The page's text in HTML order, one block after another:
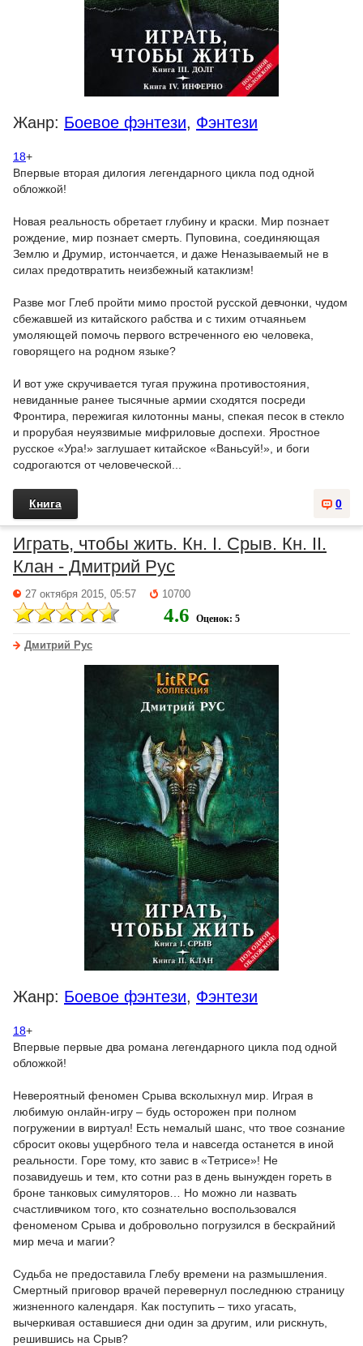
Жанр: Боевое фэнтези, Фэнтези
18+
Впервые вторая дилогия легендарного цикла под одной
обложкой!
Новая реальность обретает глубину и краски. Мир познает
рождение, мир познает смерть. Пуповина, соединяющая
Землю и Друмир, истончается, и даже Неназываемый не в
силах предотвратить неизбежный катаклизм!
Разве мог Глеб пройти мимо простой русской девчонки, чудом
сбежавшей из китайского рабства и с тихим отчаяньем
умоляющей помочь первого встреченного ею человека,
говорящего на родном языке?
И вот уже скручивается тугая пружина противостояния,
невиданные ранее тысячные армии сходятся посреди
Фронтира, пережигая килотонны маны, спекая песок в стекло
и прорубая неуязвимые мифриловые доспехи. Яростное
русское «Ура!» заглушает китайское «Ваньсуй!», и боги
содрогаются от человеческой...
0
Книга
Играть, чтобы жить. Кн. I. Срыв. Кн. II.
Клан - Дмитрий Рус
27 октября 2015, 05:57 10700
4.6 Оценок: 5
Дмитрий Рус
Жанр: Боевое фэнтези, Фэнтези
18+
Впервые первые два романа легендарного цикла под одной
обложкой!
Невероятный феномен Срыва всколыхнул мир. Играя в
любимую онлайн-игру – будь осторожен при полном
погружении в виртуал! Есть немалый шанс, что твое сознание
сбросит оковы ущербного тела и навсегда останется в иной
реальности. Горе тому, кто завис в «Тетрисе»! Не
позавидуешь и тем, кто сотни раз в день вынужден гореть в
броне танковых симуляторов… Но можно ли назвать
счастливчиком того, кто сознательно воспользовался
феноменом Срыва и добровольно погрузился в бескрайний
мир меча и магии?
Судьба не предоставила Глебу времени на размышления.
Смертный приговор врачей перевернул последнюю страницу
жизненного календаря. Как поступить – тихо угасать,
вычеркивая оставшиеся дни один за другим, или рискнуть,
решившись на Срыв?